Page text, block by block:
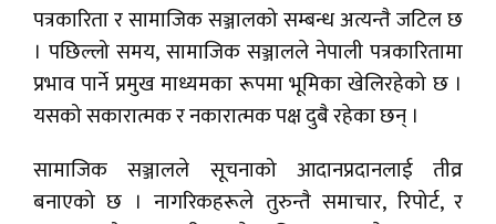
पत्रकारिता र सामाजिक सञ्जालको सम्बन्ध अत्यन्तै जटिल छ
। पछिल्लो समय, सामाजिक सञ्जालले नेपाली पत्रकारितामा
प्रभाव पार्ने प्रमुख माध्यमका रूपमा भूमिका खेलिरहेको छ ।
यसको सकारात्मक र नकारात्मक पक्ष दुबै रहेका छन् ।
सामाजिक सञ्जालले सूचनाको आदानप्रदानलाई तीव्र
बनाएको छ । नागरिकहरूले तुरुन्तै समाचार, रिपोर्ट, र